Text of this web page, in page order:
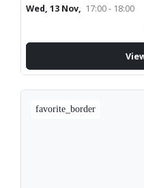
Wed, 13 Nov, 17:00 - 18:00
favorite_border